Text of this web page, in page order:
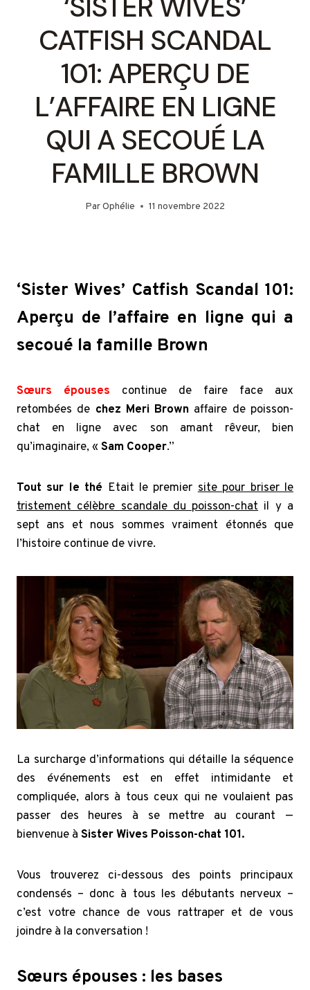
CATFISH SCANDAL
101: APERÇU DE
L’AFFAIRE EN LIGNE
QUI A SECOUÉ LA
FAMILLE BROWN
ParOphélie 11 novembre 2022
‘Sister Wives’ Catfish Scandal 101:
Aperçu de l’affaire en ligne qui a
secoué la famille Brown
Sœurs épouses continue de faire face aux
retombées de chez Meri Brown affaire de poisson-
chat en ligne avec son amant rêveur, bien
qu’imaginaire, «Sam Cooper.”
Tout sur le thé Etait le premiersite pour briser le
tristement célèbre scandale du poisson-chatil y a
sept ans et nous sommes vraiment étonnés que
l’histoire continue de vivre.
La surcharge d’informations qui détaille la séquence
des événements est en effet intimidante et
compliquée, alors à tous ceux qui ne voulaient pas
passer des heures à se mettre au courant —
bienvenue à Sister Wives Poisson-chat 101.
Vous trouverez ci-dessous des points principaux
condensés – donc à tous les débutants nerveux –
c’est votre chance de vous rattraper et de vous
joindre à la conversation !
Sœurs épouses : les bases